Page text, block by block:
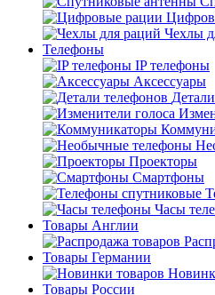
Чехлы
Телефоны
IP телефоны
Аксессуары
Проекторы
Смартфоны
Часы
Товары Англии
Товары Германии
Товары России